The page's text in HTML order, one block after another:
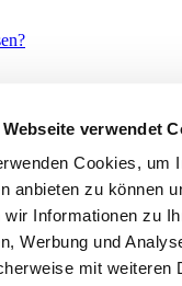
Webseite verwendet
Cookies, um
anbieten zu können
wir Informationen zu
Werbung und
mit weiteren